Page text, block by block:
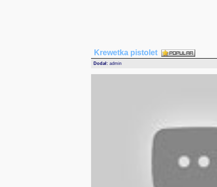
Krewetka pistolet
Dodał: admin